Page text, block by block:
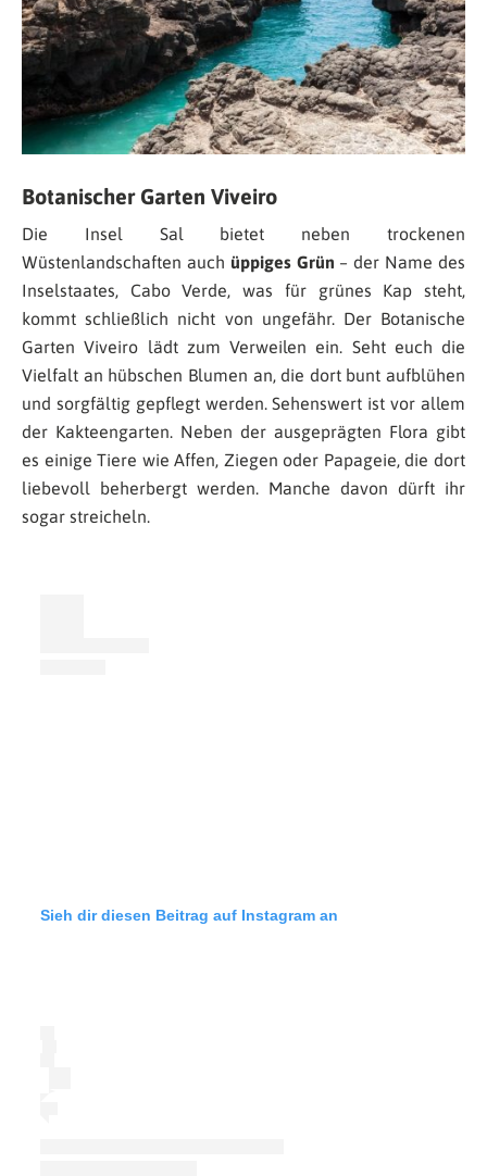
Botanischer Garten Viveiro
Die Insel Sal bietet neben trockenen
Wüstenlandschaften auch üppiges Grün – der Name des
Inselstaates, Cabo Verde, was für grünes Kap steht,
kommt schließlich nicht von ungefähr. Der Botanische
Garten Viveiro lädt zum Verweilen ein. Seht euch die
Vielfalt an hübschen Blumen an, die dort bunt aufblühen
und sorgfältig gepflegt werden. Sehenswert ist vor allem
der Kakteengarten. Neben der ausgeprägten Flora gibt
es einige Tiere wie Affen, Ziegen oder Papageie, die dort
liebevoll beherbergt werden. Manche davon dürft ihr
sogar streicheln.
Sieh dir diesen Beitrag auf Instagram an